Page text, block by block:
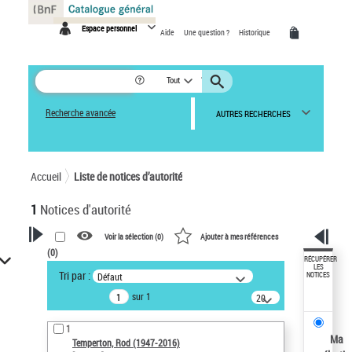
Espace personnel Aide Une question ? Historique
Tout
Recherche avancée AUTRES RECHERCHES
Accueil Liste de notices d’autorité
1 Notices d'autorité
VOTRE RECHERCHE
Recherche avancée dans les
notices d’autorité
Œuvres liées à l'auteur :
Temperton, Rod (1947-2016)
Voir la sélection (0) Ajouter à mes références
(0)
Tri par : Défaut
sur 1
20
résultats/page
1
Temperton, Rod (1947-2016)
RÉCUPÉRER
LES
NOTICES
Ma
Panneau de gestion des cookies